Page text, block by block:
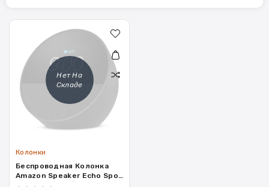
Нет На
Складе
Колонки
Беспроводная Колонка
Amazon Speaker Echo Spot
(BV84J9)